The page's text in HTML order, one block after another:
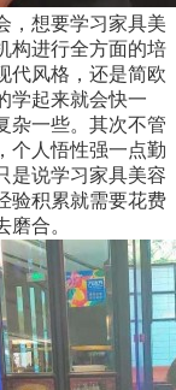
，想要学习家具美
构进行全方面的培
代风格，还是简欧
学起来就会快一
杂一些。其次不管
个人悟性强一点勤
是说学习家具美容
验积累就需要花费
合。